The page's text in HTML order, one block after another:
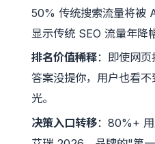
50% 传统搜索流量将被
显示传统 SEO 流量年降
排名价值稀释：即使网
答案没提你，用户也看
光。
决策入口转移：80%+ 用